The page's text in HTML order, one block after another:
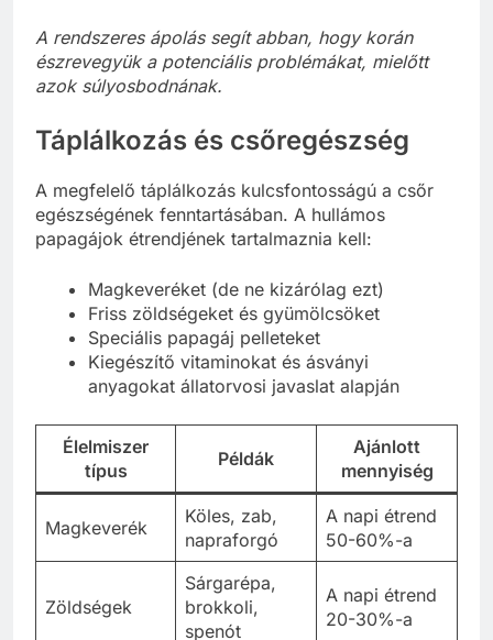
A rendszeres ápolás segít abban, hogy korán
észrevegyük a potenciális problémákat, mielőtt
azok súlyosbodnának.
Táplálkozás és csőregészség
A megfelelő táplálkozás kulcsfontosságú a csőr
egészségének fenntartásában. A hullámos
papagájok étrendjének tartalmaznia kell:
Magkeveréket (de ne kizárólag ezt)
Friss zöldségeket és gyümölcsöket
Speciális papagáj pelleteket
Kiegészítő vitaminokat és ásványi
anyagokat állatorvosi javaslat alapján
Élelmiszer
típus
Példák
Ajánlott
mennyiség
Magkeverék
Köles, zab,
napraforgó
A napi étrend
50-60%-a
Zöldségek
Sárgarépa,
brokkoli,
spenót
A napi étrend
20-30%-a